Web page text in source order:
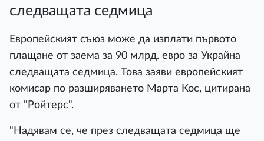
следващата седмица
Европейският съюз може да изплати първото
плащане от заема за 90 млрд. евро за Украйна
следващата седмица. Това заяви европейският
комисар по разширяването Марта Кос, цитирана
от "Ройтерс".
"Надявам се, че през следващата седмица ще